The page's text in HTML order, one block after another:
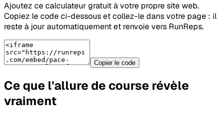
Ajoutez ce calculateur gratuit à votre propre site web.
Copiez le code ci-dessous et collez-le dans votre page : il
reste à jour automatiquement et renvoie vers RunReps.
Copier le code
Ce que l'allure de course révèle
vraiment